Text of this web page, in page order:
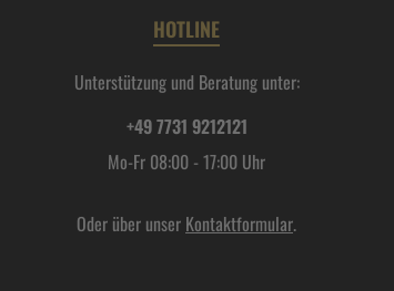
HOTLINE
Unterstützung und Beratung unter:
+49 7731 9212121
Mo-Fr 08:00 - 17:00 Uhr
Oder über unser Kontaktformular.